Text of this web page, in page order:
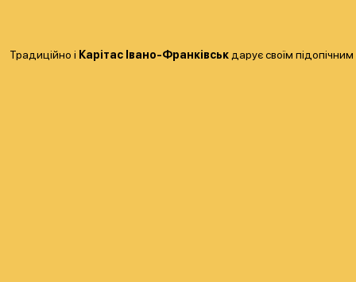
Традиційно і Карітас Івано-Франківськ дарує своїм